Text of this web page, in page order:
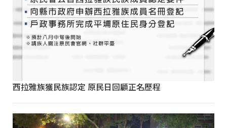
西拉雅族獲民族認定 原民日回顧正名歷程